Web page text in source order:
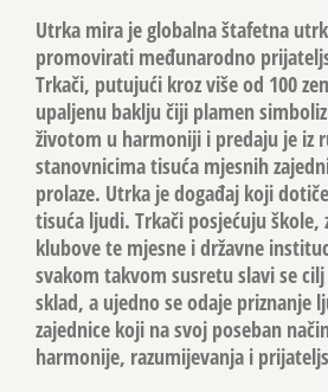
Utrka mira je globalna štafetna
promovirati međunarodno
Trkači, putujući kroz više od 100
upaljenu baklju čiji plamen
životom u harmoniji i predaju je iz
stanovnicima tisuća mjesnih
prolaze. Utrka je događaj koji
tisuća ljudi. Trkači posjećuju škole,
klubove te mjesne i državne
svakom takvom susretu slavi se
sklad, a ujedno se odaje priznanje
zajednice koji na svoj poseban
harmonije, razumijevanja i